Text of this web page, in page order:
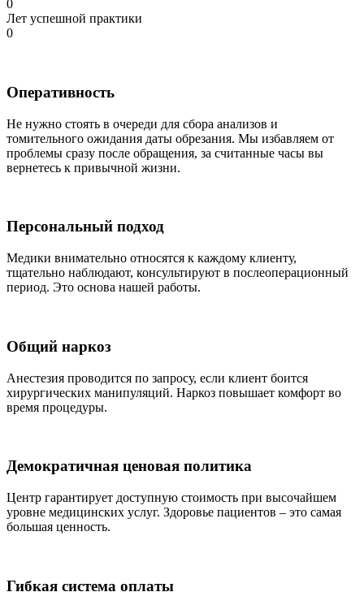
0
Лет успешной практики
0
Оперативность
Не нужно стоять в очереди для сбора анализов и
томительного ожидания даты обрезания. Мы избавляем от
проблемы сразу после обращения, за считанные часы вы
вернетесь к привычной жизни.
Персональный подход
Медики внимательно относятся к каждому клиенту,
тщательно наблюдают, консультируют в послеоперационный
период. Это основа нашей работы.
Общий наркоз
Анестезия проводится по запросу, если клиент боится
хирургических манипуляций. Наркоз повышает комфорт во
время процедуры.
Демократичная ценовая политика
Центр гарантирует доступную стоимость при высочайшем
уровне медицинских услуг. Здоровье пациентов – это самая
большая ценность.
Гибкая система оплаты